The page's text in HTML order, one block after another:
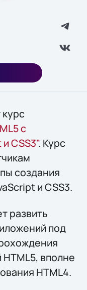
с
CSS3". Курс
создания
и CSS3.
развить
под
вполне
HTML4.